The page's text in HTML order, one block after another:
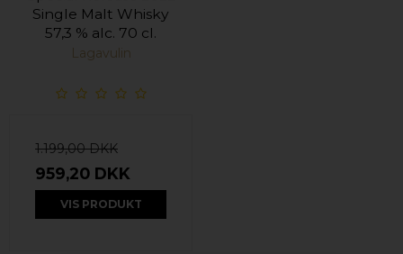
Single Malt Whisky
57,3 % alc. 70 cl.
Lagavulin
1.199,00 DKK
959,20 DKK
VIS PRODUKT